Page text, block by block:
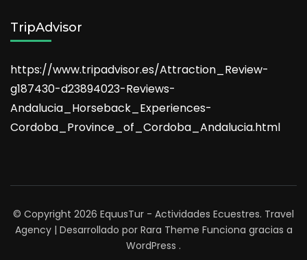
TripAdvisor
https://www.tripadvisor.es/Attraction_Review-
g187430-d23894023-Reviews-
Andalucia_Horseback_Experiences-
Cordoba_Province_of_Cordoba_Andalucia.html
© Copyright 2026 EquusTur - Actividades Ecuestres. Travel
Agency | Desarrollado por Rara Theme Funciona gracias a
WordPress .